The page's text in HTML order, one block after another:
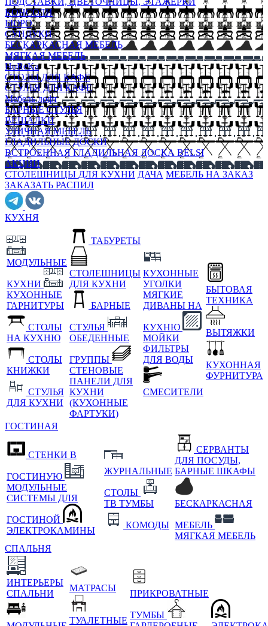
КОНСОЛИ
БЮРО
СУНДУКИ
БЕСКАРКАСНАЯ МЕБЕЛЬ
МЯГКАЯ МЕБЕЛЬ
HoReKa
СТОЛЫ ДЛЯ КАФЕ
СТУЛЬЯ ДЛЯ КАФЕ
Мебель лофт
БАРНЫЕ СТУЛЬЯ
ВЕШАЛКИ
УЛИЧНАЯ МЕБЕЛЬ
ГЛАДИЛЬНЫЕ ДОСКИ
ВСТРОЕННАЯ ГЛАДИЛЬНАЯ ДОСКА BELSI
АКЦИИ
СТОЛЕШНИЦЫ ДЛЯ КУХНИ ДАЧА МЕБЕЛЬ НА ЗАКАЗ
ЗАКАЗАТЬ РАСПИЛ
КУХНЯ
МОДУЛЬНЫЕ
КУХНИ
КУХОННЫЕ
ГАРНИТУРЫ
СТОЛЫ
НА КУХНЮ
СТОЛЫ
КНИЖКИ
СТУЛЬЯ
ДЛЯ КУХНИ
ТАБУРЕТЫ
СТОЛЕШНИЦЫ
ДЛЯ КУХНИ
БАРНЫЕ
СТУЛЬЯ
ОБЕДЕННЫЕ
ГРУППЫ
СТЕНОВЫЕ
ПАНЕЛИ ДЛЯ
КУХНИ
(КУХОННЫЕ
ФАРТУКИ)
КУХОННЫЕ
УГОЛКИ
МЯГКИЕ
ДИВАНЫ НА
КУХНЮ
МОЙКИ
ФИЛЬТРЫ
ДЛЯ ВОДЫ
СМЕСИТЕЛИ
БЫТОВАЯ
ТЕХНИКА
ВЫТЯЖКИ
КУХОННАЯ
ФУРНИТУРА
ГОСТИНАЯ
СТЕНКИ В
ГОСТИНУЮ
МОДУЛЬНЫЕ
СИСТЕМЫ ДЛЯ
ГОСТИНОЙ
ЭЛЕКТРОКАМИНЫ
ЖУРНАЛЬНЫЕ
СТОЛЫ
ТВ ТУМБЫ
КОМОДЫ
СЕРВАНТЫ
ДЛЯ ПОСУДЫ,
БАРНЫЕ ШКАФЫ
БЕСКАРКАСНАЯ
МЕБЕЛЬ
МЯГКАЯ МЕБЕЛЬ
СПАЛЬНЯ
ИНТЕРЬЕРЫ
СПАЛЬНИ
МАТРАСЫ
ТУАЛЕТНЫЕ
ПРИКРОВАТНЫЕ
ТУМБЫ